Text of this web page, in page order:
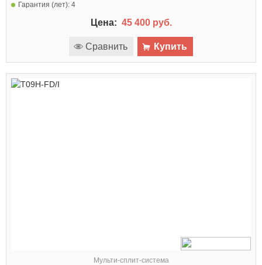
Гарантия (лет): 4
Цена: 45 400 руб.
Сравнить Купить
Мульти-сплит-система